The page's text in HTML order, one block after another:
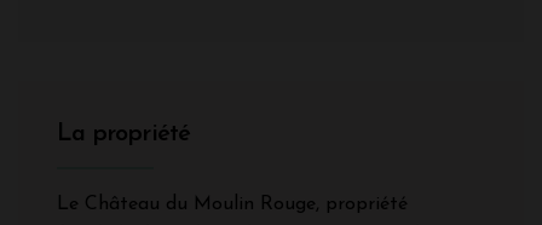
La propriété
Le Château du Moulin Rouge, propriété